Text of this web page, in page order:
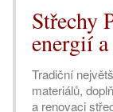
Střechy
energií
Tradiční
materiálů,
a renovaci